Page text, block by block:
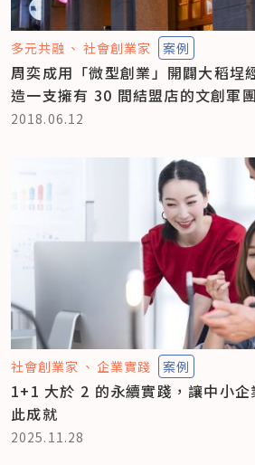
多元共融 社會創業家 案例
周奕成用「微型創業」開闢大稻埕
造一支擁有 30 間結盟店的文創軍團
2018.06.12
社會創業家 企業實踐 案例
1+1 大於 2 的永續實踐，讓中小
此成就
2025.11.28